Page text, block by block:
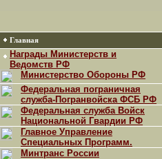
Главная
Награды Министерств и
Ведомств РФ
Министерство Обороны РФ
Федеральная пограничная
служба-Погранвойска ФСБ РФ
Федеральная служба Войск
Национальной Гвардии РФ
Главное Управление
Специальных Программ.
Минтранс России